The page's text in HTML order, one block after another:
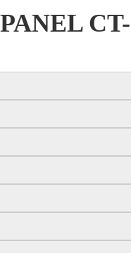
CT-